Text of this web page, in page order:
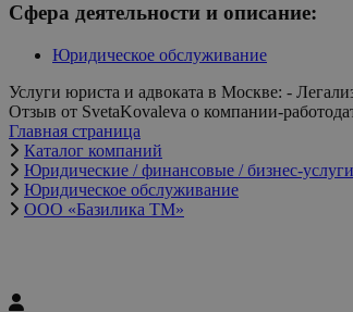
Сфера деятельности и описание:
Юридическое обслуживание
Услуги
Отзыв от SvetaKovaleva о компании-
Главная страница
Каталог компаний
Юридические / финансовые / бизнес-услуги
Юридическое обслуживание
ООО «Базилика ТМ»